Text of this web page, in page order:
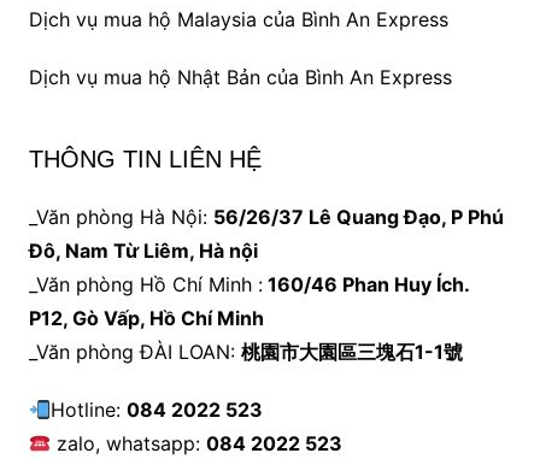
Dịch vụ mua hộ Malaysia của Bình An Express
Dịch vụ mua hộ Nhật Bản của Bình An Express
THÔNG TIN LIÊN HỆ
_Văn phòng Hà Nội: 56/26/37 Lê Quang Đạo, P Phú
Đô, Nam Từ Liêm, Hà nội
_Văn phòng Hồ Chí Minh :160/46 Phan Huy Ích.
P12, Gò Vấp, Hồ Chí Minh
_Văn phòng ĐÀI LOAN: 桃園市大園區三塊石1-1號
Hotline:084 2022 523
zalo, whatsapp:084 2022 523